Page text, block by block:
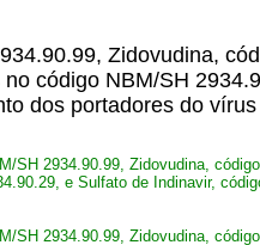
Zidovudina,
código NBM/SH
dos portadores do
SH 2934.90.99, Zidovudina,
e Sulfato de Indinavir,
SH 2934.90.99, Zidovudina,